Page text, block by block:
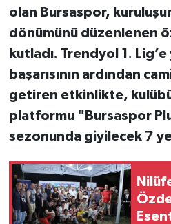
olan Bursaspor,
dönümünü düzenlenen
kutladı. Trendyol 1.
başarısının ardından
getiren etkinlikte,
platformu "Bursaspor
sezonunda giyilecek 7